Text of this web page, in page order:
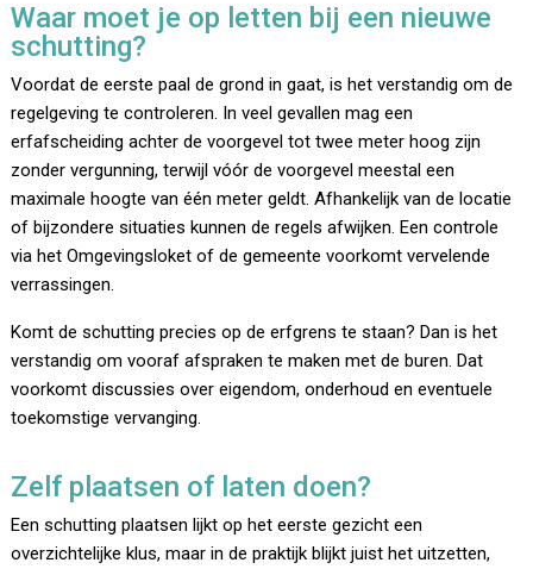
Waar moet je op letten bij een nieuwe
schutting?
Voordat de eerste paal de grond in gaat, is het verstandig om de
regelgeving te controleren. In veel gevallen mag een
erfafscheiding achter de voorgevel tot twee meter hoog zijn
zonder vergunning, terwijl vóór de voorgevel meestal een
maximale hoogte van één meter geldt. Afhankelijk van de locatie
of bijzondere situaties kunnen de regels afwijken. Een controle
via het Omgevingsloket of de gemeente voorkomt vervelende
verrassingen.
Komt de schutting precies op de erfgrens te staan? Dan is het
verstandig om vooraf afspraken te maken met de buren. Dat
voorkomt discussies over eigendom, onderhoud en eventuele
toekomstige vervanging.
Zelf plaatsen of laten doen?
Een schutting plaatsen lijkt op het eerste gezicht een
overzichtelijke klus, maar in de praktijk blijkt juist het uitzetten,